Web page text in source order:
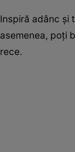
Inspiră adânc şi
asemenea, poţi
rece.